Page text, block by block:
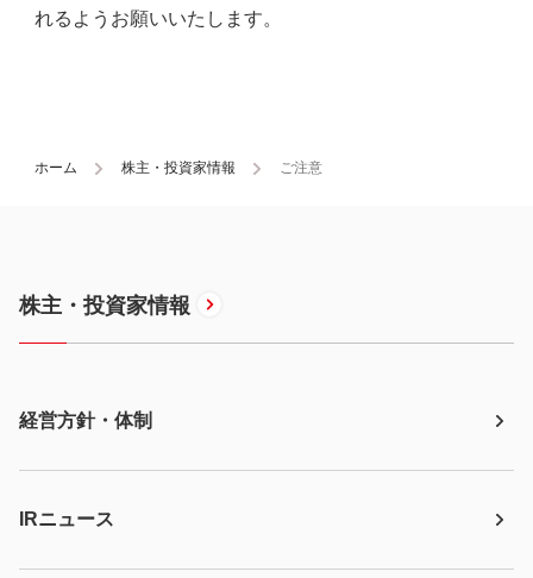
ホーム 株主・投資家情報 ご注意
れるようお願いいたします。
株主・投資家情報
経営方針・体制
IRニュース